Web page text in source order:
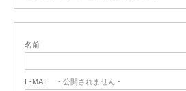
名前
E-MAIL - 公開されません -